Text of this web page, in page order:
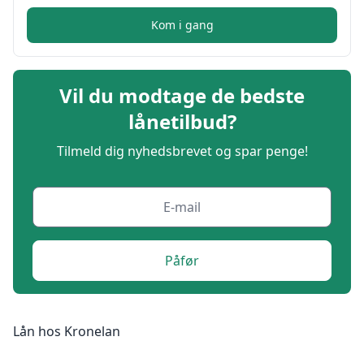
Kom i gang
Vil du modtage de bedste
lånetilbud?
Tilmeld dig nyhedsbrevet og spar penge!
Påfør
Lån hos Kronelan